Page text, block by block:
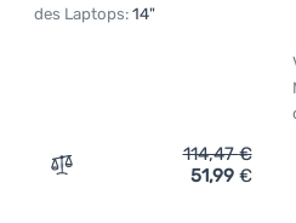
des Laptops: 14"
Zum Vergleich 'Rucksack
114,47€
51,99 €